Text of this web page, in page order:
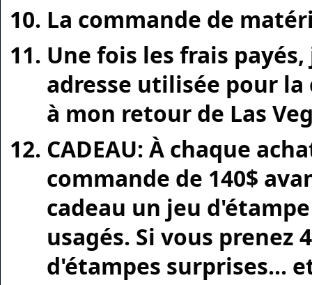
La commande de
Une fois les frais
adresse utilisée pour
à mon retour de Las
CADEAU: À chaque
commande de 140$
cadeau un jeu
usagés. Si vous prenez
d'étampes surprises...